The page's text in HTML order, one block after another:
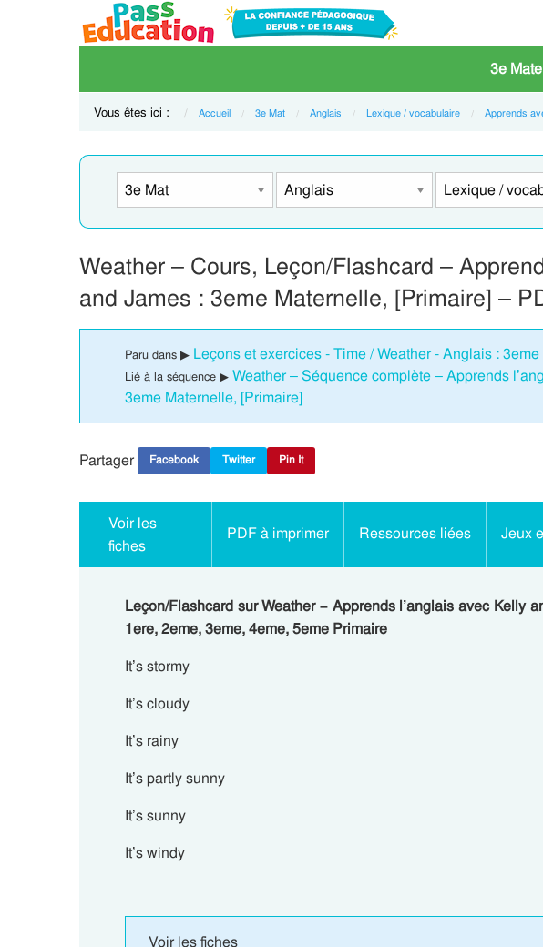
3e
Vous êtes ici : Accueil 3e Mat Anglais Lexique / vocabulaire Apprends
Weather – Cours, Leçon/Flashcard –
and James : 3eme Maternelle, [Primaire] –
Paru dans ▶ Leçons et exercices - Time / Weather - Anglais :
Lié à la séquence ▶ Weather – Séquence complète – Apprends
3eme Maternelle, [Primaire]
Partager Facebook Twitter Pin It
Voir les
fiches
PDF à imprimer Ressources liées Jeux
Leçon/Flashcard sur Weather – Apprends l’anglais avec Kelly
1ere, 2eme, 3eme, 4eme, 5eme Primaire
It’s stormy
It’s cloudy
It’s rainy
It’s partly sunny
It’s sunny
It’s windy
Voir les fiches